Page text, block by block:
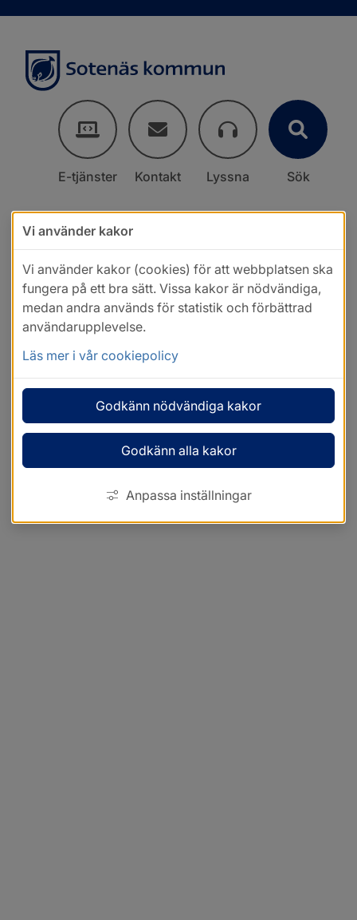
E-tjänster Kontakt Lyssna Sök
Vi använder kakor
Vi använder kakor (cookies) för att webbplatsen ska
fungera på ett bra sätt. Vissa kakor är nödvändiga,
medan andra används för statistik och förbättrad
användarupplevelse.
Läs mer i vår cookiepolicy
Godkänn nödvändiga kakor
Godkänn alla kakor
Anpassa inställningar